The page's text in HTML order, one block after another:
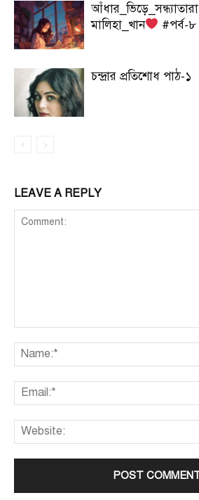
আঁধার_ভিড়ে_সন্ধ্যাতারা
মালিহা_খান
#পর্ব-৮
চন্দ্রার প্রতিশোধ পাঠ-১
LEAVE A REPLY